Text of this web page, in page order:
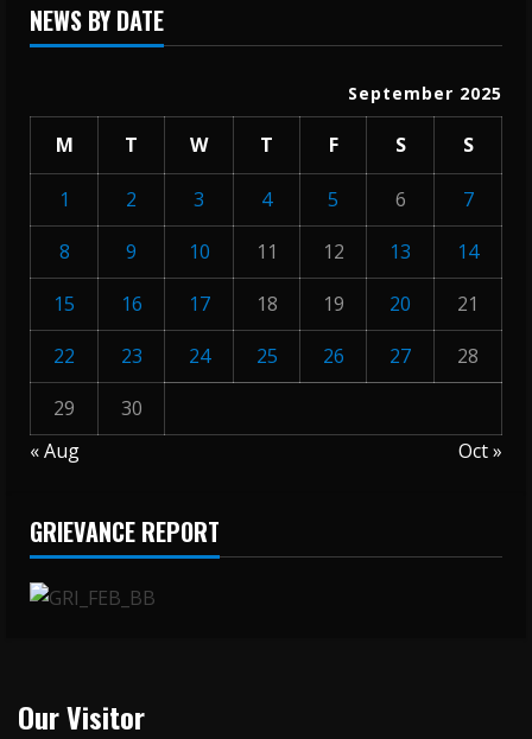
NEWS BY DATE
September 2025
M T W T F S S
1 2 3 4 5 6
7
8
9 10 11 12 13
14
15
16 17 18 19 20
21
22
23 24 25 26 27
28
29
30
« Aug
Oct »
GRIEVANCE REPORT
Our Visitor